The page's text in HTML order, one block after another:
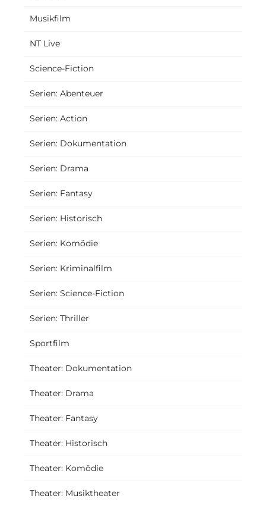
Musikfilm
NT Live
Science-Fiction
Serien: Abenteuer
Serien: Action
Serien: Dokumentation
Serien: Drama
Serien: Fantasy
Serien: Historisch
Serien: Komödie
Serien: Kriminalfilm
Serien: Science-Fiction
Serien: Thriller
Sportfilm
Theater: Dokumentation
Theater: Drama
Theater: Fantasy
Theater: Historisch
Theater: Komödie
Theater: Musiktheater